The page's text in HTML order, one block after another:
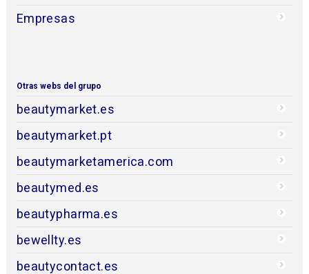
Empresas
Otras webs del grupo
beautymarket.es
beautymarket.pt
beautymarketamerica.com
beautymed.es
beautypharma.es
bewellty.es
beautycontact.es